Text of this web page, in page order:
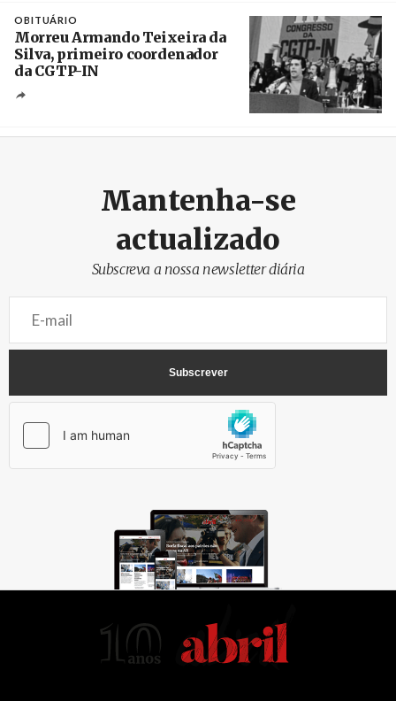
OBITUÁRIO
Morreu Armando Teixeira da
Silva, primeiro coordenador
da CGTP-IN
Mantenha-se
actualizado
Subscreva a nossa newsletter diária